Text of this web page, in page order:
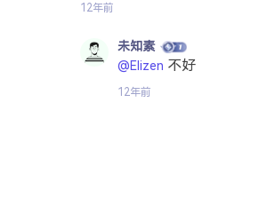
12年前
未知素
@Elizen 不好
12年前